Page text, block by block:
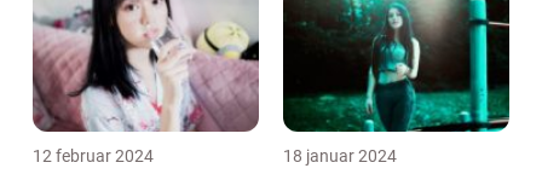
12 februar 2024 18 januar 2024